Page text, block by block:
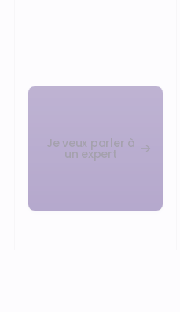
Je veux parler à
un expert